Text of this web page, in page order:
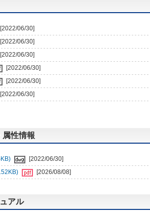
[2022/06/30]
[2022/06/30]
[2022/06/30]
[2022/06/30]
[2022/06/30]
[2022/06/30]
属性情報
[2022/06/30]
[2026/08/08]
アル